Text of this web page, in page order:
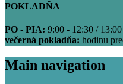
POKLADŇA
PO - PIA: 9:00 - 12:30 /
večerná pokladňa: hodinu
Main navigation